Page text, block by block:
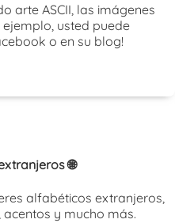
arte ASCII, las imágenes
usted puede
o en su blog!
🌐
alfabéticos extranjeros,
y mucho más.